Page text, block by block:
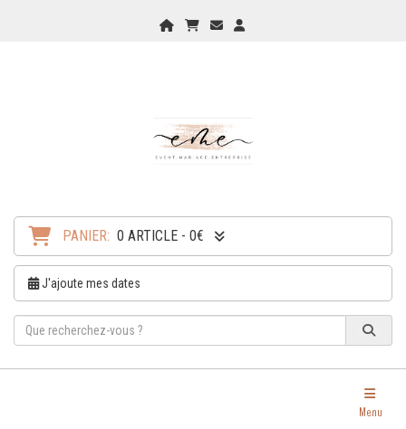
Home Mon Panier
Checkout
PANIER: 0 ARTICLE - 0€
J'ajoute mes dates
Toggle
Menu